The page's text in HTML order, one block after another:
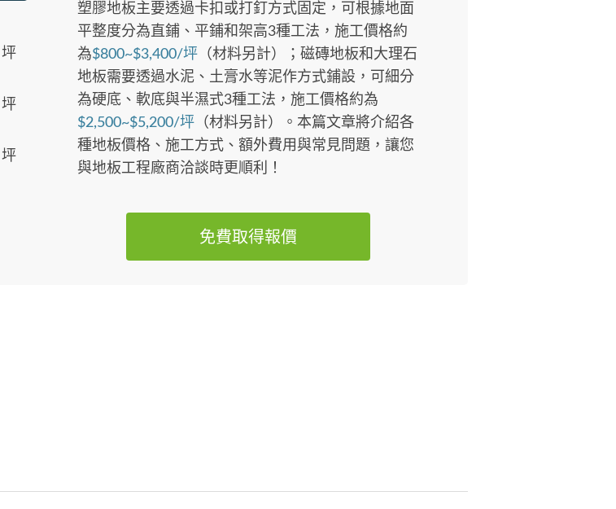
坪
坪
坪
塑膠地板主要透過卡扣或打釘方式固定，可根據地面
平整度分為直鋪、平鋪和架高3種工法，施工價格約
為$800~$3,400/坪（材料另計）；磁磚地板和大理石
地板需要透過水泥、土膏水等泥作方式鋪設，可細分
為硬底、軟底與半濕式3種工法，施工價格約為
$2,500~$5,200/坪（材料另計）。本篇文章將介紹各
種地板價格、施工方式、額外費用與常見問題，讓您
與地板工程廠商洽談時更順利！
免費取得報價